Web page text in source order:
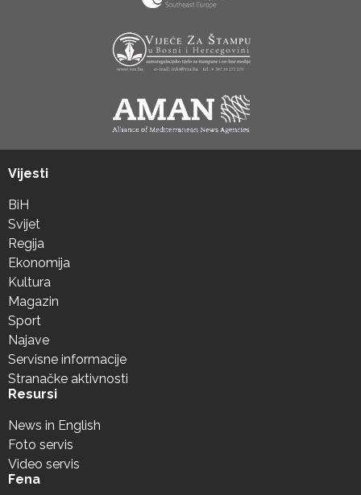
Vijesti
BiH
Svijet
Regija
Ekonomija
Kultura
Magazin
Sport
Najave
Servisne informacije
Stranačke aktivnosti
Resursi
News in English
Foto servis
Video servis
Fena